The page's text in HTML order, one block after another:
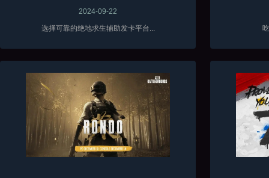
2024-09-22
选择可靠的绝地求生辅助发卡平台...